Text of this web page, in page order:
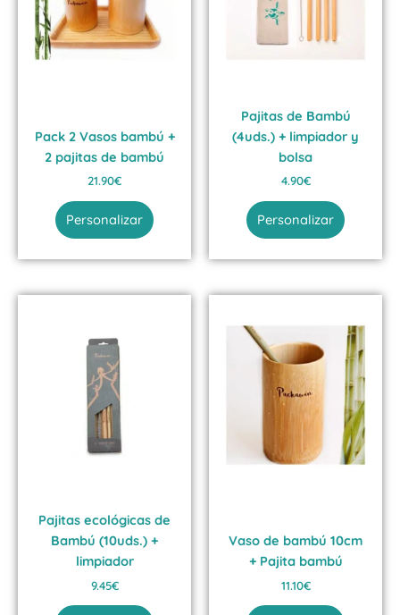
Pack 2 Vasos bambú +
2 pajitas de bambú
21.90€
Personalizar
Pajitas de Bambú
(4uds.) + limpiador y
bolsa
4.90€
Personalizar
Pajitas ecológicas de
Bambú (10uds.) +
limpiador
9.45€
Vaso de bambú 10cm
+ Pajita bambú
11.10€